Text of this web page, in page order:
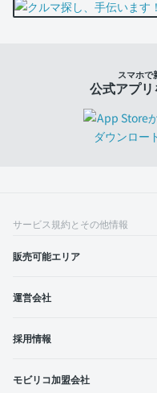
スマホで
公式アプ
サービス規約とその他情報
販売可能エリア
運営会社
採用情報
モビリコ加盟会社